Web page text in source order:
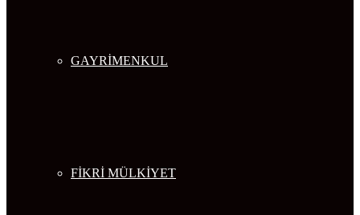
GAYRİMENKUL
FİKRİ MÜLKİYET